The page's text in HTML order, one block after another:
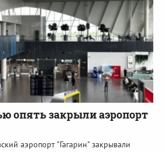
опять закрыли аэропорт
аэропорт "Гагарин" закрывали